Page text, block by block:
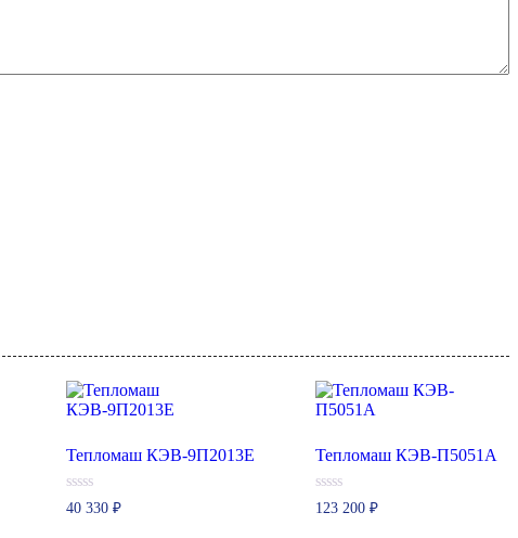
Тепломаш КЭВ-9П2013Е
0
из
40 330 ₽
Тепломаш КЭВ-П5051А
0
из
123 200 ₽